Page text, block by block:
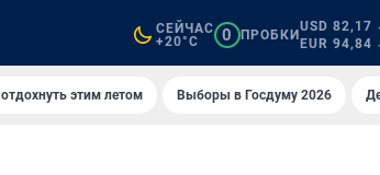
СЕЙЧАС
+20°C
0 ПРОБКИ
USD 82,17
EUR 94,84
отдохнуть этим летом Выборы в Госдуму 2026